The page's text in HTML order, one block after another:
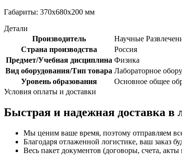
Габариты: 370х680х200 мм
Детали
Производитель
Научные
Страна производства
Россия
Предмет/Учебная дисциплина Физика
Вид оборудования/Тип товара Лабораторное
Уровень образования
Основное общее
Условия оплаты и доставки
Быстрая и надежная доставка в
Мы ценим ваше время, поэтому отправляем
Благодаря отлаженной логистике, ваш заказ
Весь пакет документов (договоры, счета,